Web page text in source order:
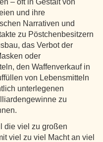
und ihre
Narrativen und
zu Pöstchenbesitzern
das Verbot der
oder
den Waffenverkauf in
von Lebensmitteln
unterlegenen
zu
die viel zu großen
viel zu viel Macht an viel